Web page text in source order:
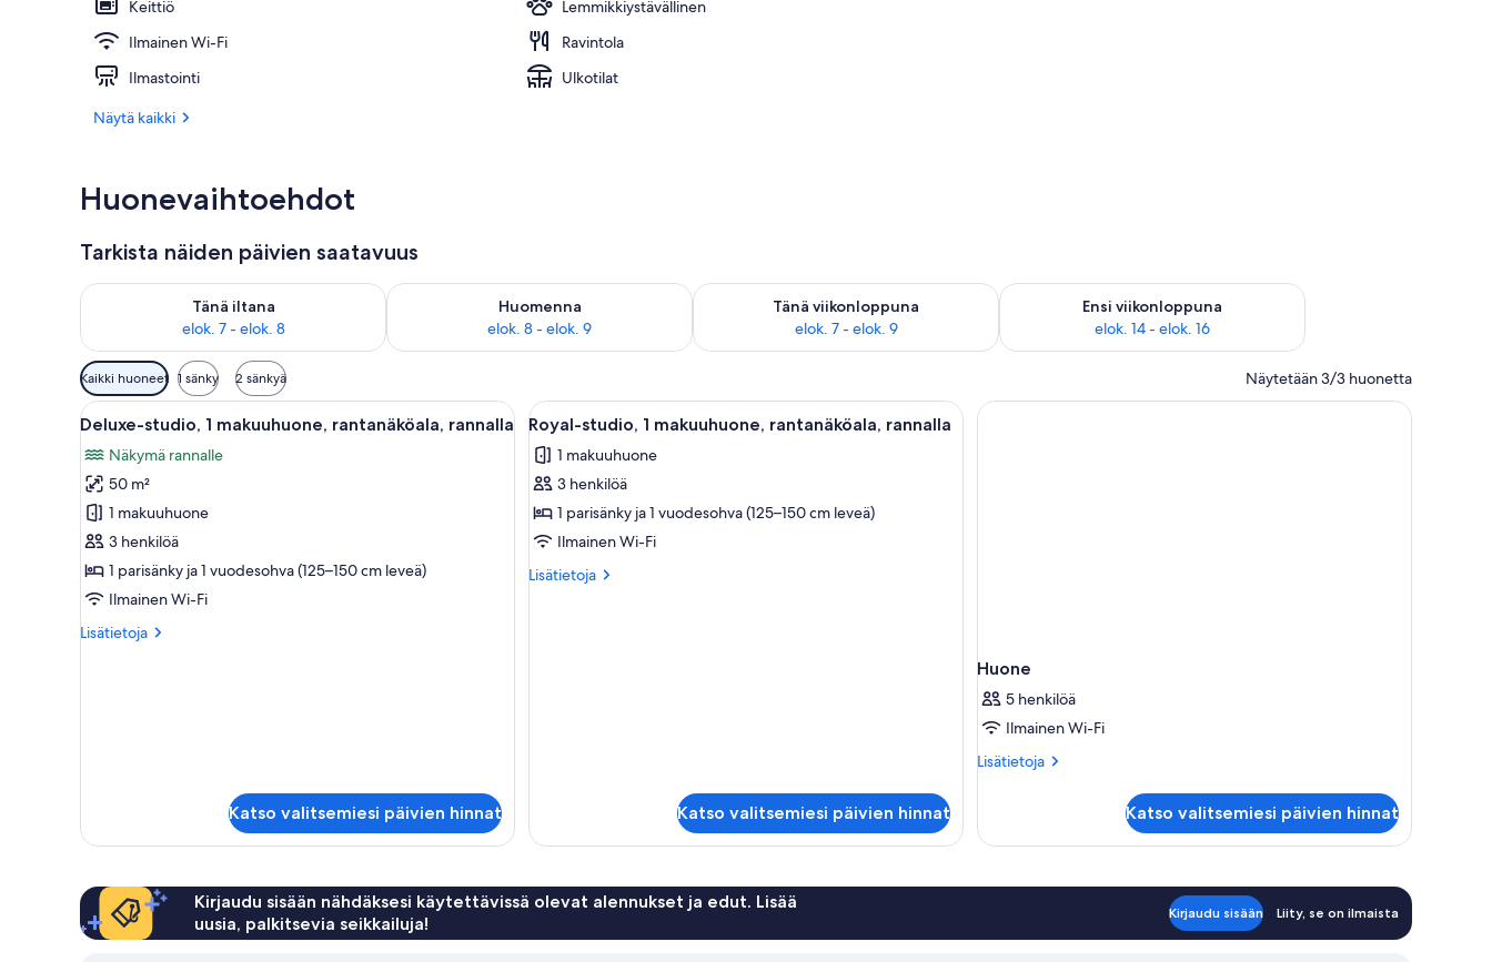
Keittiö
Lemmikkiystävällinen
Ilmainen Wi-Fi
Ravintola
Ilmastointi
Ulkotilat
Näytä kaikki
Huonevaihtoehdot
Tarkista näiden päivien saatavuus
Tänä iltana
elok. 7 - elok. 8
Tarkista tämän illan saatavuus elok. 7 - elok. 8
Huomenna
elok. 8 - elok. 9
Tarkista huomisen saatavuus elok. 8 - elok. 9
Tänä viikonloppuna
elok. 7 - elok. 9
Tarkista tämän viikonlopun saatavuus elok. 7 - elok. 9
Ensi viikonloppuna
elok. 14 - elok. 16
Tarkista ensi viikonlopun saatavuus elok. 14 - elok. 16
Huoneille
saatavilla
olevia
Kaikki huoneet 1 sänky 2 sänkyä Näytetään 3/3 huonetta
Avaa
kaikki
huonetyypin
Deluxe-
studio,
1
makuuhuone,
rantanäköala,
kuvat
Moderni makuuhuone, jossa on suuri sänky, yöpöytä, rottinkituoli ja näkymä ulos ohuiden verhojen läpi.
9
Deluxe-studio, 1 makuuhuone, rantanäköala, rannalla
Näkymä rannalle
50 m²
1 makuuhuone
3 henkilöä
1 parisänky ja 1 vuodesohva (125–150 cm leveä)
Ilmainen Wi-Fi
Lisätietoja
Lisätietoja
Katso valitsemiesi päivien hinnat
Avaa
kaikki
huonetyypin
Royal-
studio,
1
makuuhuone,
rantanäköala,
Moderni makuuhuone, jossa on suuri sänky, yöpöytä, seinään kiinnitetty valaisin ja suuri ikkuna, josta on näkymä
1
Royal-studio, 1 makuuhuone, rantanäköala, rannalla
1 makuuhuone
3 henkilöä
1 parisänky ja 1 vuodesohva (125–150 cm leveä)
Ilmainen Wi-Fi
Lisätietoja
Lisätietoja
Katso valitsemiesi päivien hinnat
Huone
5 henkilöä
Ilmainen Wi-Fi
Lisätietoja
Lisätietoja
Katso valitsemiesi päivien hinnat
Kirjaudu sisään nähdäksesi käytettävissä olevat alennukset ja edut. Lisää
uusia, palkitsevia seikkailuja!
Kirjaudu sisään Liity, se on ilmaista